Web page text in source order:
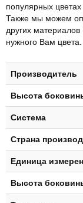
популярных
Также мы можем
других
нужного Вам цвета.
Производитель
Высота
Система
Страна
Единица
Высота